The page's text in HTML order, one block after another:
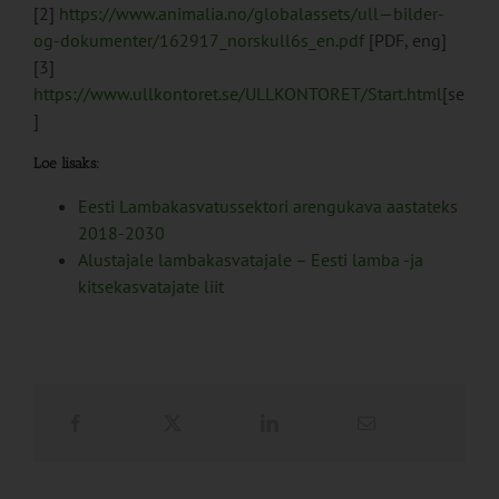
[2] https://www.animalia.no/globalassets/ull—bilder-
og-dokumenter/162917_norskull6s_en.pdf[PDF, eng]
[3]
https://www.ullkontoret.se/ULLKONTORET/Start.html[se
]
Loe lisaks:
Eesti Lambakasvatussektori arengukava aastateks
2018-2030
Alustajale lambakasvatajale – Eesti lamba -ja
kitsekasvatajate liit